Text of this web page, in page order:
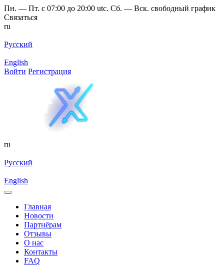
Пн. — Пт. с 07:00 до 20:00 utc. Сб. — Вск. свободный график
Связаться
ru
Русский
English
Войти Регистрация
ru
Русский
English
Главная
Новости
Партнёрам
Отзывы
О нас
Контакты
FAQ